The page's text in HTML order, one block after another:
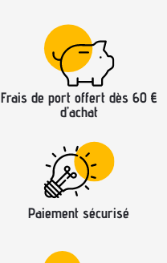
Frais de port offert dès 60 €
d’achat
Paiement sécurisé